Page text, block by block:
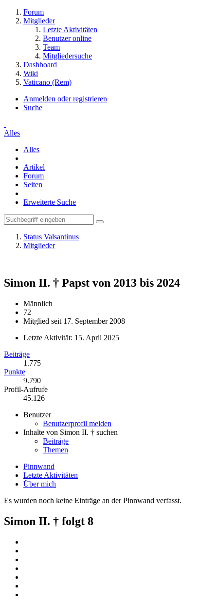
Forum
Mitglieder
Letzte Aktivitäten
Benutzer online
Team
Mitgliedersuche
Dashboard
Wiki
Vaticano (Rem)
Anmelden oder registrieren
Suche
Alles
Alles
Artikel
Forum
Seiten
Erweiterte Suche
Status Valsantinus
Mitglieder
Simon II. † Papst von 2013 bis 2024
Männlich
72
Mitglied seit 17. September 2008
Letzte Aktivität: 15. April 2025
Beiträge
1.775
Punkte
9.790
Profil-Aufrufe
45.126
Benutzer
Benutzerprofil melden
Inhalte von Simon II. † suchen
Beiträge
Themen
Pinnwand
Letzte Aktivitäten
Über mich
Es wurden noch keine Einträge an der Pinnwand verfasst.
Simon II. † folgt 8